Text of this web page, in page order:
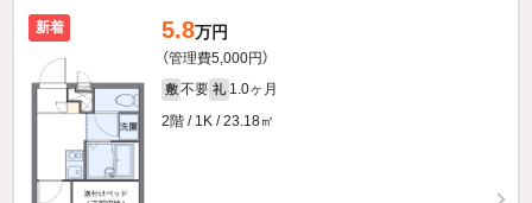
新着 5.8万円
（管理費5,000円）
敷 不要 礼 1.0ヶ月
2階 / 1K / 23.18㎡